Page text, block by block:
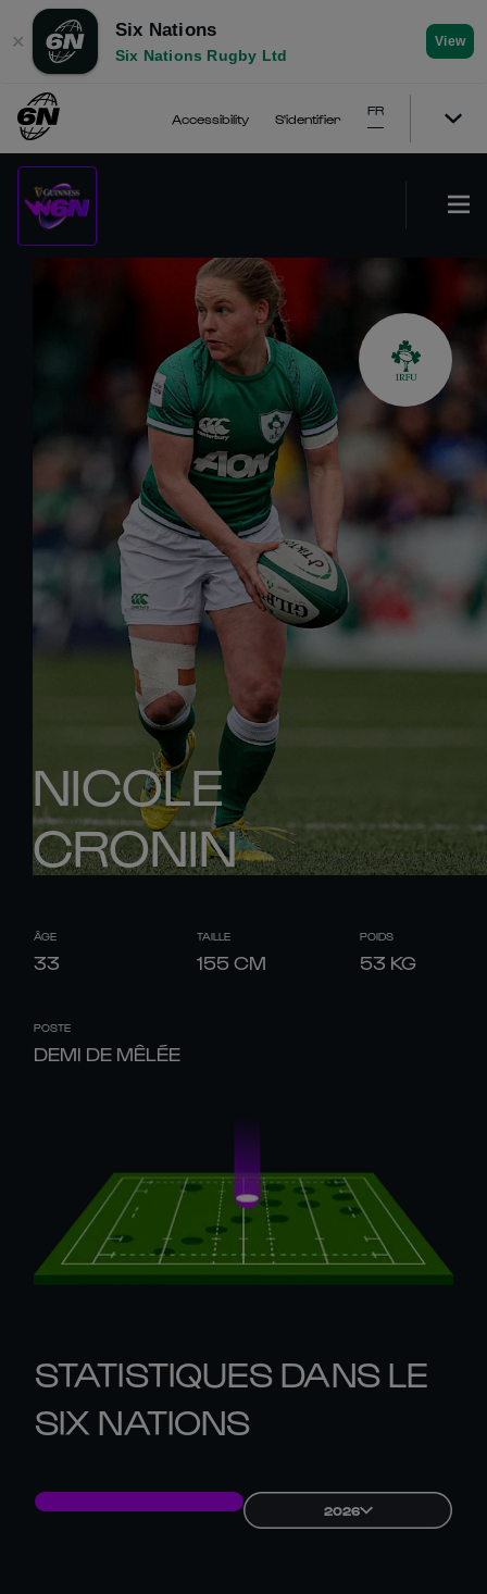
✕
Six Nations
Six Nations Rugby Ltd
View
Accessibility S'identifier
FR
NICOLE
CRONIN
ÂGE
33
TAILLE
155 CM
POIDS
53 KG
POSTE
DEMI DE MÊLÉE
STATISTIQUES DANS LE
SIX NATIONS
2026